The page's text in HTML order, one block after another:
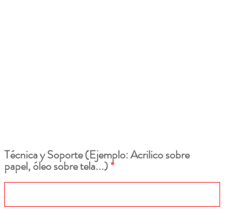
Técnica y Soporte (Ejemplo: Acrilico sobre
papel, óleo sobre tela...)